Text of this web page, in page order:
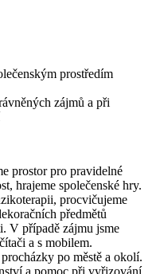
prostředím
zájmů a při
prostor pro pravidelné
hrajeme společenské hry.
procvičujeme
předmětů
V případě zájmu jsme
a s mobilem.
po městě a okolí.
a pomoc při vyřizování